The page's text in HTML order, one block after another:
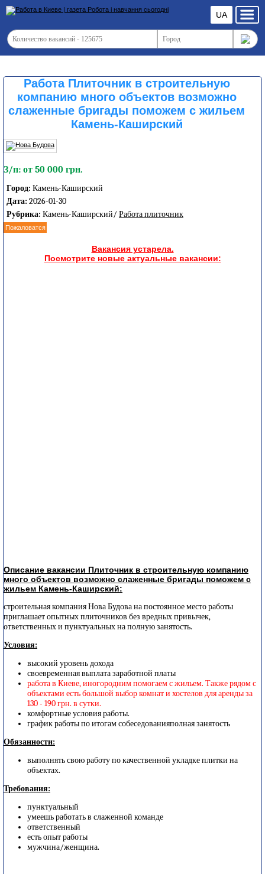
UA
Работа Плиточник в строительную
компанию много объектов возможно
слаженные бригады поможем с жильем
Камень-Каширский
З/п: от 50 000 грн.
Город: Камень-Каширский
Дата: 2026-01-30
Рубрика: Камень-Каширский/ Работа плиточник
Пожаловатся
Вакансия устарела.
Посмотрите новые актуальные вакансии:
Описание вакансии Плиточник в строительную компанию
много объектов возможно слаженные бригады поможем с
жильем Камень-Каширский:
строительная компания Нова Будова на постоянное место работы
приглашает опытных плиточников без вредных привычек,
ответственных и пунктуальных на полную занятость.
Условия:
высокий уровень дохода
своевременная выплата заработной платы
работа в Киеве, иногородним помогаем с жильем. Также рядом с
объектами есть большой выбор комнат и хостелов для аренды за
130 - 190 грн. в сутки.
комфортные условия работы.
график работы по итогам собеседованияполная занятость
Обязанности:
выполнять свою работу по качественной укладке плитки на
объектах.
Требования:
пунктуальный
умеешь работать в слаженной команде
ответственный
есть опыт работы
мужчина/женщина.